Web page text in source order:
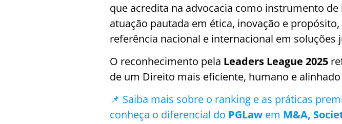
que acredita na advocacia como instrumento
atuação pautada em ética, inovação e propósito,
referência nacional e internacional em soluções
O reconhecimento pela Leaders League 2025
de um Direito mais eficiente, humano e
📌 Saiba mais sobre o ranking e as práticas
conheça o diferencial do PGLaw em M&A,